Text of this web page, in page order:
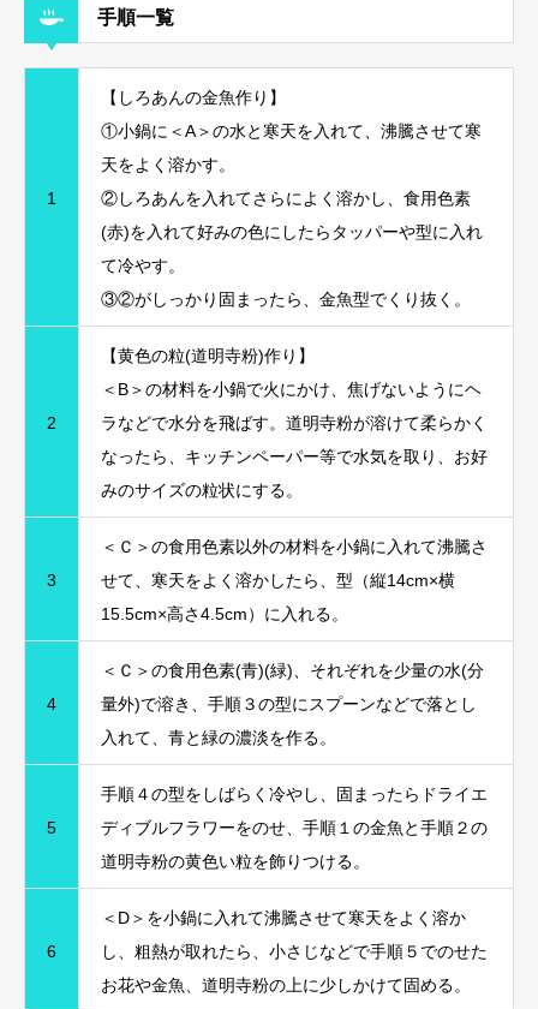
手順一覧
1
【しろあんの金魚作り】
①小鍋に＜A＞の水と寒天を入れて、沸騰させて寒
天をよく溶かす。
②しろあんを入れてさらによく溶かし、食用色素
(赤)を入れて好みの色にしたらタッパーや型に入れ
て冷やす。
③②がしっかり固まったら、金魚型でくり抜く。
2
【黄色の粒(道明寺粉)作り】
＜B＞の材料を小鍋で火にかけ、焦げないようにヘ
ラなどで水分を飛ばす。道明寺粉が溶けて柔らかく
なったら、キッチンペーパー等で水気を取り、お好
みのサイズの粒状にする。
3
＜Ｃ＞の食用色素以外の材料を小鍋に入れて沸騰さ
せて、寒天をよく溶かしたら、型（縦14cm×横
15.5cm×高さ4.5cm）に入れる。
4
＜Ｃ＞の食用色素(青)(緑)、それぞれを少量の水(分
量外)で溶き、手順３の型にスプーンなどで落とし
入れて、青と緑の濃淡を作る。
5
手順４の型をしばらく冷やし、固まったらドライエ
ディブルフラワーをのせ、手順１の金魚と手順２の
道明寺粉の黄色い粒を飾りつける。
6
＜D＞を小鍋に入れて沸騰させて寒天をよく溶か
し、粗熱が取れたら、小さじなどで手順５でのせた
お花や金魚、道明寺粉の上に少しかけて固める。